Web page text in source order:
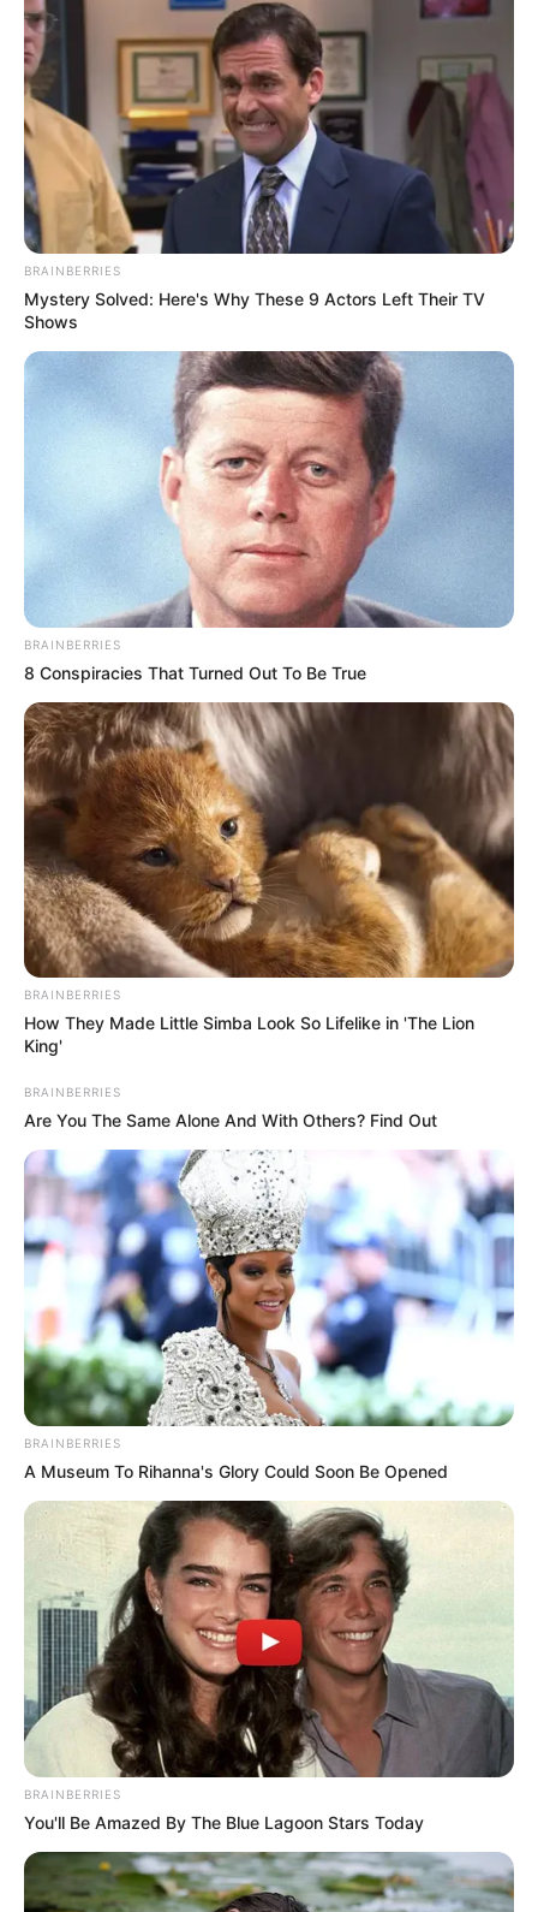
Serem! 9 Chat Ojek Online &
Pelanggan Ini Bikin Auto
Merinding
Bikin Ngakak, 10 Potret
Cosplay Murah Pakai Bahan
Seadanya
Anti Mainstream, 10 Cara
Membawa Barang Belanjaan
Versi Warga Thailand
Langka Banget! 10 Pose Lucu
Katak yang Bikin Ketawa
Gemes
BRAINBERRIES
Mystery Solved: Here's Why These 9 Actors Left Their TV
Shows
BRAINBERRIES
8 Conspiracies That Turned Out To Be True
BRAINBERRIES
How They Made Little Simba Look So Lifelike in 'The Lion
King'
BRAINBERRIES
Are You The Same Alone And With Others? Find Out
BRAINBERRIES
A Museum To Rihanna's Glory Could Soon Be Opened
BRAINBERRIES
You'll Be Amazed By The Blue Lagoon Stars Today